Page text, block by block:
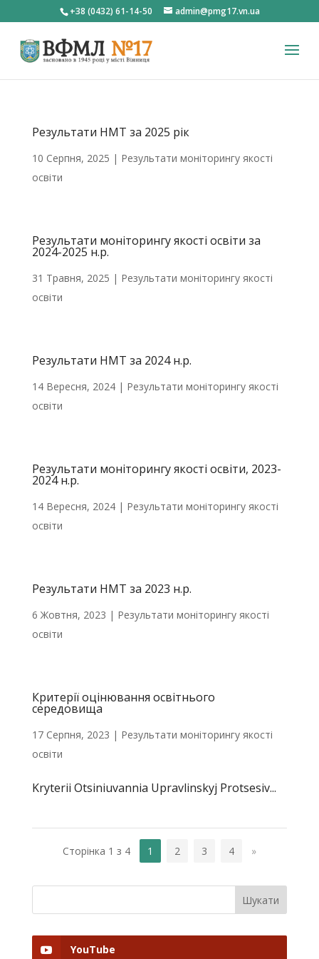
+38 (0432) 61-14-50 admin@pmg17.vn.ua
Результати НМТ за 2025 рік
10 Серпня, 2025 | Результати моніторингу якості
освіти
Результати моніторингу якості освіти за
2024-2025 н.р.
31 Травня, 2025 | Результати моніторингу якості
освіти
Результати НМТ за 2024 н.р.
14 Вересня, 2024| Результати моніторингу якості
освіти
Результати моніторингу якості освіти, 2023-
2024 н.р.
14 Вересня, 2024| Результати моніторингу якості
освіти
Результати НМТ за 2023 н.р.
6 Жовтня, 2023 | Результати моніторингу якості
освіти
Критерії оцінювання освітнього
середовища
17 Серпня, 2023 | Результати моніторингу якості
освіти
Kryterii Otsiniuvannia Upravlinskyj Protsesiv...
Сторінка 1 з 4 1 2 3 4 »
YouTube